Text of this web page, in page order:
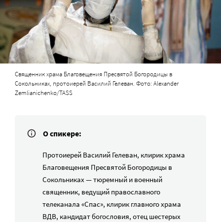
Священник храма Благовещения Пресвятой Богородицы в
Сокольниках, протоиерей Василий Гелеван. Фото: Alexander
Zemlianichenko/TASS
О спикере:
Протоиерей Василий Гелеван, клирик храма
Благовещения Пресвятой Богородицы в
Сокольниках — тюремный и военный
священник, ведущий православного
телеканала «Спас», клирик главного храма
ВДВ, кандидат богословия, отец шестерых